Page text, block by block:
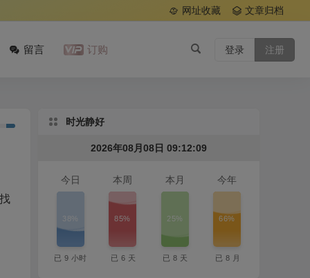
网址收藏 文章归档
留言 订购 登录 注册
时光静好
2026年08月08日 09:12:10
今日
38%
已 9 小时
本周
85%
已 6 天
本月
25%
已 8 天
今年
66%
已 8 月